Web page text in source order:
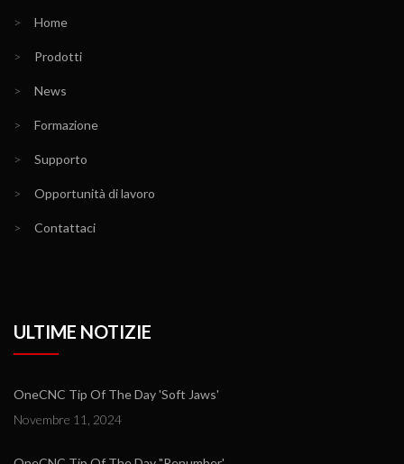
> Home
> Prodotti
> News
> Formazione
> Supporto
> Opportunità di lavoro
> Contattaci
ULTIME NOTIZIE
OneCNC Tip Of The Day 'Soft Jaws'
Novembre 11, 2024